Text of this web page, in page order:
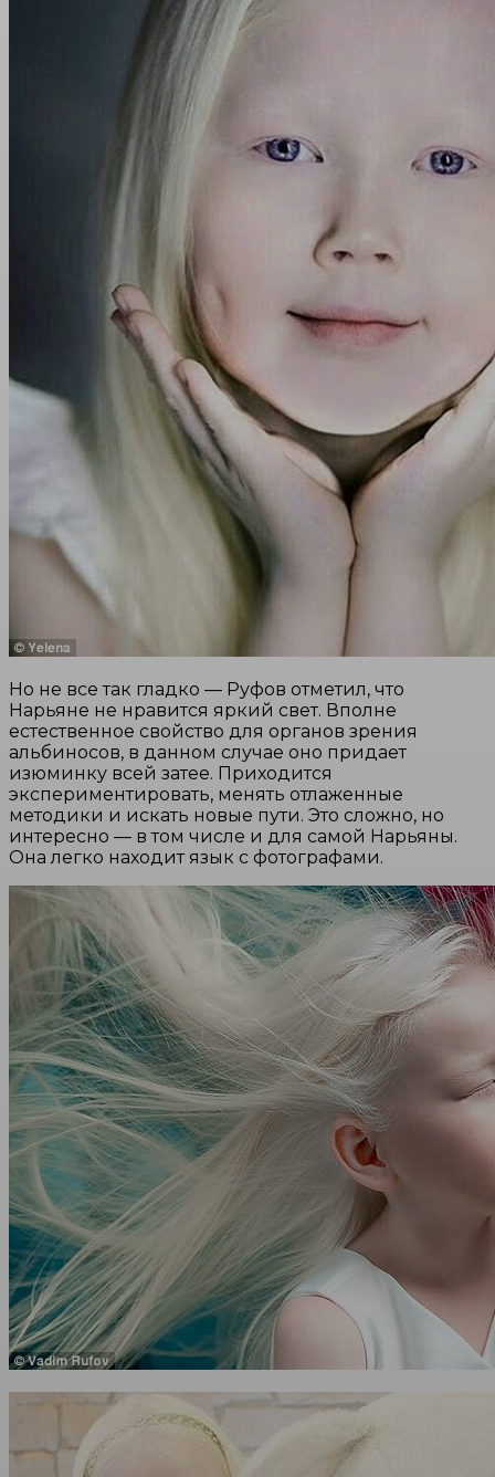
Но не все так гладко — Руфов отметил, что
Нарьяне не нравится яркий свет. Вполне
естественное свойство для органов зрения
альбиносов, в данном случае оно придает
изюминку всей затее. Приходится
экспериментировать, менять отлаженные
методики и искать новые пути. Это сложно, но
интересно — в том числе и для самой Нарьяны.
Она легко находит язык с фотографами.